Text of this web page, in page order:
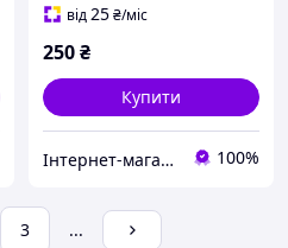
від25₴/міс
250₴
Купити
Інтернет-магазин "5candles" 100%
3 ...